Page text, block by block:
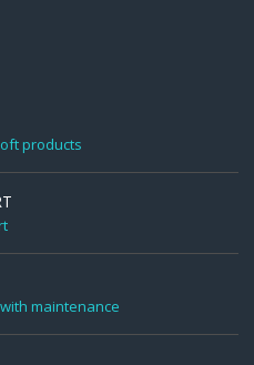
products
maintenance